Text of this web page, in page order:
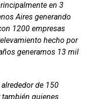
en 3
Aires generando
1200 empresas
hecho por
generamos 13 mil
de 150
quienes